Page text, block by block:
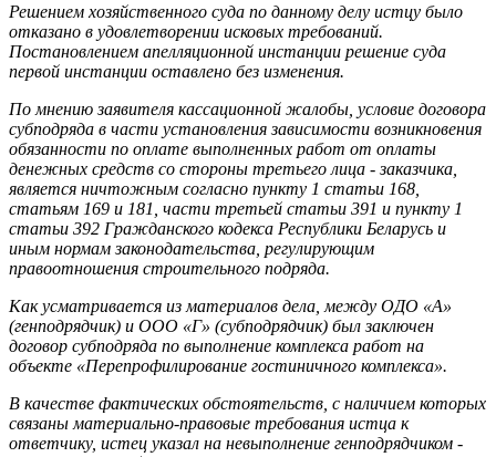
Решением хозяйственного суда по данному делу истцу было
отказано в удовлетворении исковых требований.
Постановлением апелляционной инстанции решение суда
первой инстанции оставлено без изменения.
По мнению заявителя кассационной жалобы, условие договора
субподряда в части установления зависимости возникновения
обязанности по оплате выполненных работ от оплаты
денежных средств со стороны третьего лица - заказчика,
является ничтожным согласно пункту 1 статьи 168,
статьям 169 и 181, части третьей статьи 391 и пункту 1
статьи 392 Гражданского кодекса Республики Беларусь и
иным нормам законодательства, регулирующим
правоотношения строительного подряда.
Как усматривается из материалов дела, между ОДО «А»
(генподрядчик) и ООО «Г» (субподрядчик) был заключен
договор субподряда по выполнение комплекса работ на
объекте «Перепрофилирование гостиничного комплекса».
В качестве фактических обстоятельств, с наличием которых
связаны материально-правовые требования истца к
ответчику, истец указал на невыполнение генподрядчиком -